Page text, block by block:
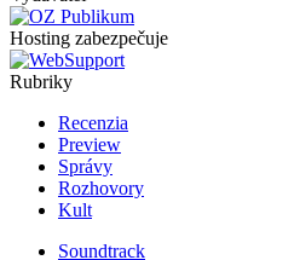
Hosting zabezpečuje
Rubriky
Recenzia
Preview
Správy
Rozhovory
Kult
Soundtrack